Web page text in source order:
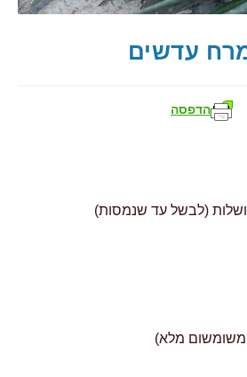
עדשים
הדפסה
(לבשל עד שנמסות)
משומשום מלא)